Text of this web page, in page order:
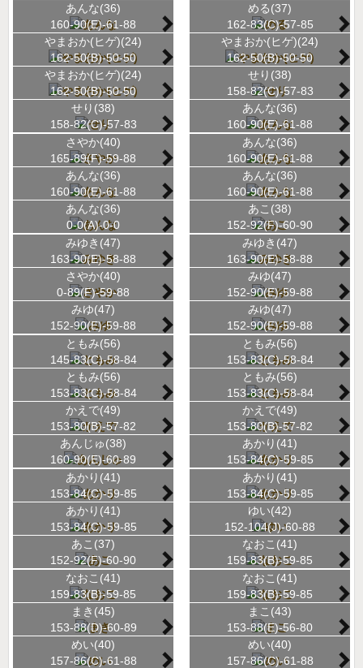
あんな(36)
160-90(E)-61-88
める(37)
162-83(C)-57-85
やまおか(ヒゲ)(24)
162-50(B)-50-50
やまおか(ヒゲ)(24)
162-50(B)-50-50
やまおか(ヒゲ)(24)
162-50(B)-50-50
せり(38)
158-82(C)-57-83
せり(38)
158-82(C)-57-83
あんな(36)
160-90(E)-61-88
さやか(40)
165-89(F)-59-88
あんな(36)
160-90(E)-61-88
あんな(36)
160-90(E)-61-88
あんな(36)
160-90(E)-61-88
あんな(36)
0-0(A)-0-0
あこ(38)
152-92(F)-60-90
みゆき(47)
163-90(E)-58-88
みゆき(47)
163-90(E)-58-88
さやか(40)
0-89(F)-59-88
みゆ(47)
152-90(E)-59-88
みゆ(47)
152-90(E)-59-88
みゆ(47)
152-90(E)-59-88
ともみ(56)
145-83(C)-58-84
ともみ(56)
153-83(C)-58-84
ともみ(56)
153-83(C)-58-84
ともみ(56)
153-83(C)-58-84
かえで(49)
153-80(B)-57-82
かえで(49)
153-80(B)-57-82
あんじゅ(38)
160-90(E)-60-89
あかり(41)
153-84(C)-59-85
あかり(41)
153-84(C)-59-85
あかり(41)
153-84(C)-59-85
あかり(41)
153-84(C)-59-85
ゆい(42)
152-104(J)-60-88
あこ(37)
152-92(F)-60-90
なおこ(41)
159-83(B)-59-85
なおこ(41)
159-83(B)-59-85
なおこ(41)
159-83(B)-59-85
まき(45)
153-88(D)-60-89
まこ(43)
153-88(E)-56-80
めい(40)
157-86(C)-61-88
めい(40)
157-86(C)-61-88